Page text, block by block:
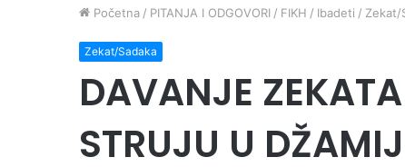
Početna / PITANJA I ODGOVORI / FIKH / Ibadeti / Zekat/
Zekat/Sadaka
DAVANJE
STRUJU U